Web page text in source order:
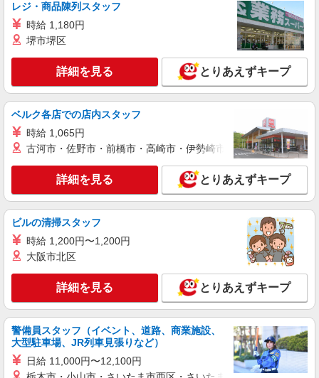
職業紹介
株式会社kotrio /●SW-S-2022438
新三郷駅＊未経験スタート7割！病院のパート
看護助手/週3〜OK
時給1550円〜2312円 ＜交通費全支給(ガソリ
ン代含む)＞
三郷市
キープ 詳細を見る
職業紹介
株式会社kotrio /●SW-S-2023724
新三郷駅≫高級シニアマンションの看護師▼居
室の巡回等
時給2400円〜＜交通費全額支給(ガソリン代含
む)＞
キープ 詳細を見る
派遣社員
株式会社kotrio /●SI-H-2076336
三郷中央駅すぐ★病院でお掃除/食事の配膳な
ど♪★激募★
レジ・商品陳列スタッフ
時給 1,180円
堺市堺区
詳細を見る とりあえずキープ
ベルク各店での店内スタッフ
時給 1,065円
古河市・佐野市・前橋市・高崎市・伊勢崎市・太田市・館林市
詳細を見る とりあえずキープ
ビルの清掃スタッフ
時給 1,200円〜1,200円
大阪市北区
詳細を見る とりあえずキープ
警備員スタッフ（イベント、道路、商業施設、
大型駐車場、JR列車見張りなど）
日給 11,000円〜12,100円